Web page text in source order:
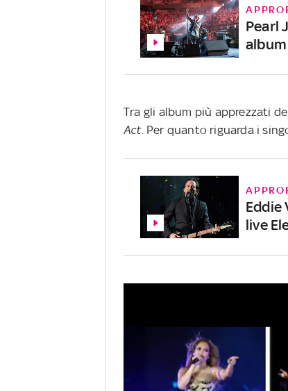
Pearl
Tra gli album più apprezzati
Act. Per quanto riguarda i
Eddie
live